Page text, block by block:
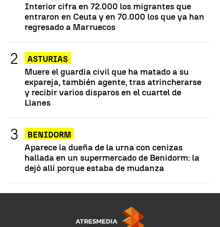
Interior cifra en 72.000 los migrantes que
entraron en Ceuta y en 70.000 los que ya han
regresado a Marruecos
ASTURIAS
Muere el guardia civil que ha matado a su
expareja, también agente, tras atrincherarse
y recibir varios disparos en el cuartel de
Llanes
BENIDORM
Aparece la dueña de la urna con cenizas
hallada en un supermercado de Benidorm: la
dejó allí porque estaba de mudanza